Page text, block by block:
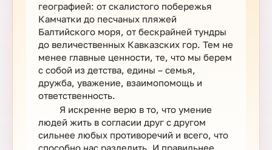
географией: от скалистого побережья
Камчатки до песчаных пляжей
Балтийского моря, от бескрайней тундры
до величественных Кавказских гор. Тем не
менее главные ценности, те, что мы берем
с собой из детства, едины – семья,
дружба, уважение, взаимопомощь и
ответственность.
Я искренне верю в то, что умение
людей жить в согласии друг с другом
сильнее любых противоречий и всего, что
способно нас разделить. И правильнее